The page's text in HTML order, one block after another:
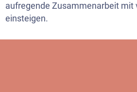
aufregende Zusammenarbeit mit
einsteigen.